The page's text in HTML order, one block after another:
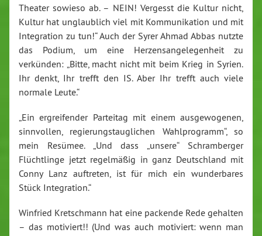
Theater sowieso ab. – NEIN! Vergesst die Kultur nicht,
Kultur hat unglaublich viel mit Kommunikation und mit
Integration zu tun!“ Auch der Syrer Ahmad Abbas nutzte
das Podium, um eine Herzensangelegenheit zu
verkünden: „Bitte, macht nicht mit beim Krieg in Syrien.
Ihr denkt, Ihr trefft den IS. Aber Ihr trefft auch viele
normale Leute.“
„Ein ergreifender Parteitag mit einem ausgewogenen,
sinnvollen, regierungstauglichen Wahlprogramm“, so
mein Resümee. „Und dass „unsere“ Schramberger
Flüchtlinge jetzt regelmäßig in ganz Deutschland mit
Conny Lanz auftreten, ist für mich ein wunderbares
Stück Integration.“
Winfried Kretschmann hat eine packende Rede gehalten
– das motiviert!! (Und was auch motiviert: wenn man